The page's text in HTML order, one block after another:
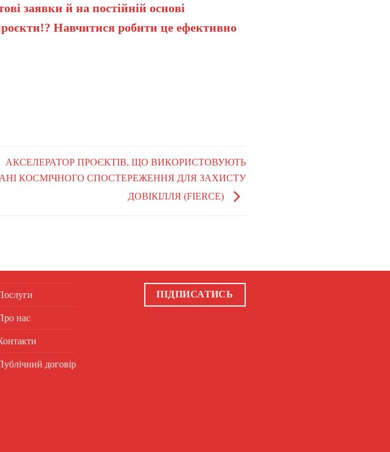
заявки й на постійній основі
Навчитися робити це ефективно
АКСЕЛЕРАТОР ПРОЄКТІВ, ЩО ВИКОРИСТОВУЮТЬ
КОСМІЧНОГО СПОСТЕРЕЖЕННЯ ДЛЯ ЗАХИСТУ
ДОВІКІЛЛЯ (FIERCE)
нас
договір
ПІДПИСАТИСЬ